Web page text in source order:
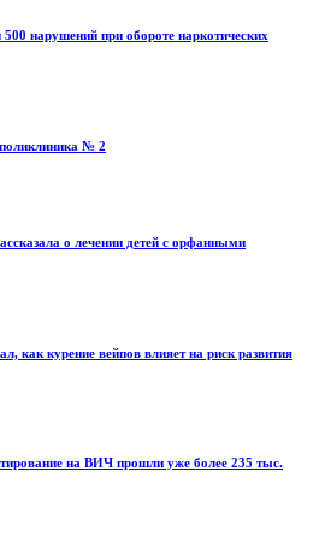
нарушений при обороте наркотических
№ 2
о лечении детей с орфанными
как курение вейпов влияет на риск развития
на ВИЧ прошли уже более 235 тыс.